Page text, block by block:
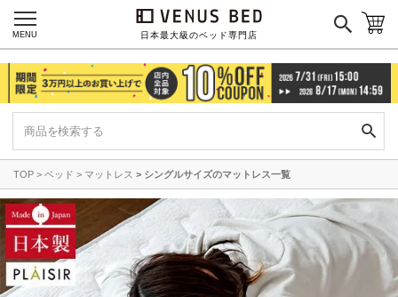
日本最大級のベッド専門店
MENU
TOP ベッド マットレス シングルサイズのマットレス一覧